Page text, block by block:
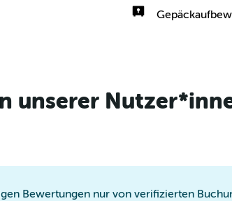
unserer
Bewertungen nur von verifizierten